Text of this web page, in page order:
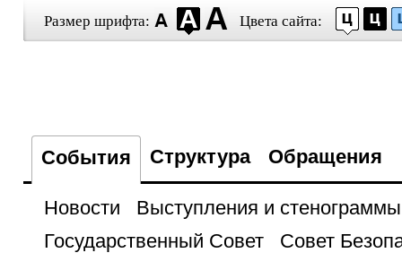
Размер шрифта: Цвета сайта:
События Структура Обращения
Новости
Выступления и стенограммы
Государственный Совет
Совет